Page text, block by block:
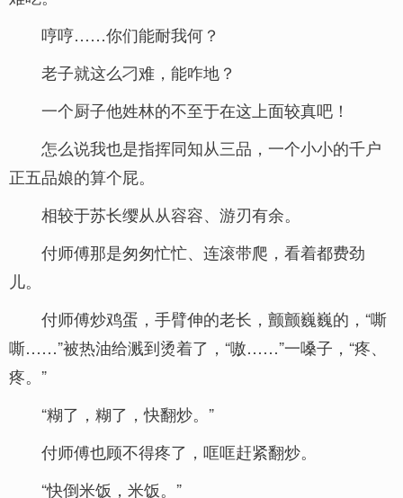
哼哼……你们能耐我何？
老子就这么刁难，能咋地？
一个厨子他姓林的不至于在这上面较真吧！
怎么说我也是指挥同知从三品，一个小小的千户
正五品娘的算个屁。
相较于苏长缨从从容容、游刃有余。
付师傅那是匆匆忙忙、连滚带爬，看着都费劲
儿。
付师傅炒鸡蛋，手臂伸的老长，颤颤巍巍的，“嘶
嘶……”被热油给溅到烫着了，“嗷……”一嗓子，“疼、
疼。”
“糊了，糊了，快翻炒。”
付师傅也顾不得疼了，哐哐赶紧翻炒。
“快倒米饭，米饭。”